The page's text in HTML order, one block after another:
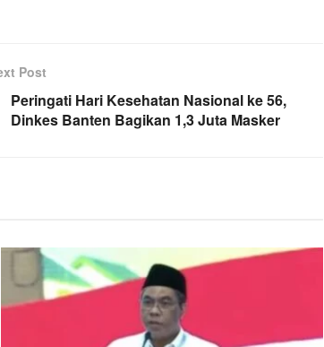
Post
Peringati Hari Kesehatan Nasional ke 56,
Dinkes Banten Bagikan 1,3 Juta Masker